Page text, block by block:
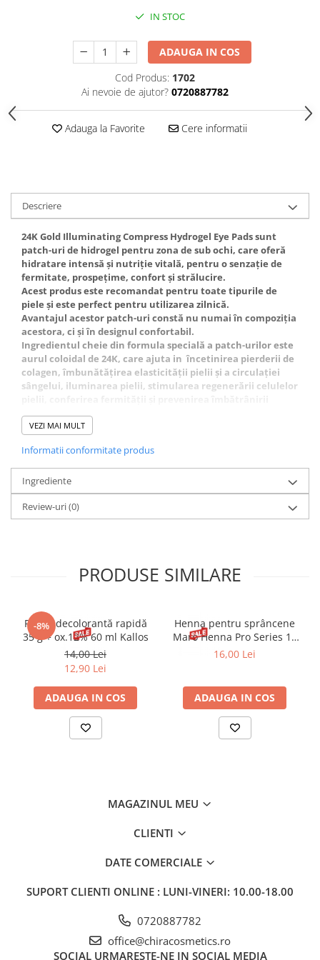
Mascara (rimel) sprancene
Vopsea sprancene
IN STOC
ADAUGA IN COS
Cod Produs: 1702
Ai nevoie de ajutor? 0720887782
Adauga la Favorite Cere informatii
Descriere
24K Gold Illuminating Compress Hydrogel Eye Pads sunt
patch-uri de hidrogel pentru zona de sub ochi, care oferă
hidratare intensă și nutriție vitală, pentru o senzație de
fermitate, prospețime, confort și strălucire.
Acest produs este recomandat pentru toate tipurile de
piele și este perfect pentru utilizarea zilnică.
Avantajul acestor patch-uri constă nu numai în compoziția
acestora, ci și în designul confortabil.
Ingredientul cheie din formula specială a patch-urilor este
aurul coloidal de 24K, care ajuta in încetinirea pierderii de
colagen, îmbunătățirea elasticității pielii și a circulației
sângelui, iluminarea pielii, stimularea regenerării celulelor
timpurii și a apariției ridurilor.
A nu se lăsa la îndemâna copiilor. Exclusiv pentru uz
VEZI MAI MULT
Informatii conformitate produs
Ingrediente
Review-uri(0)
PRODUSE SIMILARE
-8%
Pudră decolorantă rapidă
35 g + ox.12% 60 ml Kallos
14,00 Lei
12,90 Lei
ADAUGA IN COS
Henna pentru sprâncene
Maro Henna Pro Series 15
ml
16,00 Lei
ADAUGA IN COS
MAGAZINUL MEU
CLIENTI
DATE COMERCIALE
SUPORT CLIENTI ONLINE : LUNI-VINERI: 10.00-18.00
0720887782
office@chiracosmetics.ro
SOCIAL URMARESTE-NE IN SOCIAL MEDIA